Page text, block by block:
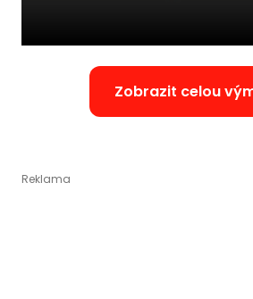
Zobrazit celou